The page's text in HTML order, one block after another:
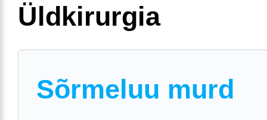
Üldkirurgia
Sõrmeluu murd